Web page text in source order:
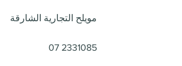
مويلح التجارية الشارقة
07 2331085